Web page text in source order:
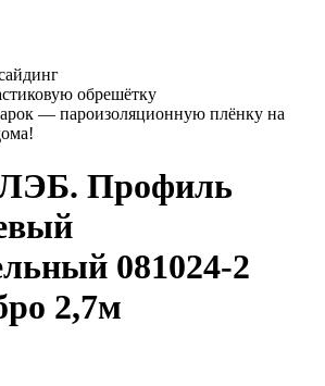
обрешётку
— пароизоляционную плёнку на
Профиль
081024-2
2,7м